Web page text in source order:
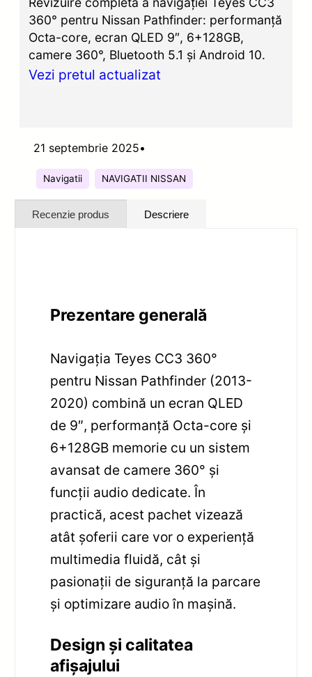
360° pentru Nissan Pathfinder: performanță
Octa-core, ecran QLED 9″, 6+128GB,
camere 360°, Bluetooth 5.1 și Android 10.
Vezi pretul actualizat
21 septembrie 2025•
Navigatii NAVIGATII NISSAN
Recenzie produs Descriere
Prezentare generală
Navigația Teyes CC3 360°
pentru Nissan Pathfinder (2013-
2020) combină un ecran QLED
de 9″, performanță Octa-core și
6+128GB memorie cu un sistem
avansat de camere 360° și
funcții audio dedicate. În
practică, acest pachet vizează
atât șoferii care vor o experiență
multimedia fluidă, cât și
pasionații de siguranță la parcare
și optimizare audio în mașină.
Design și calitatea
afișajului